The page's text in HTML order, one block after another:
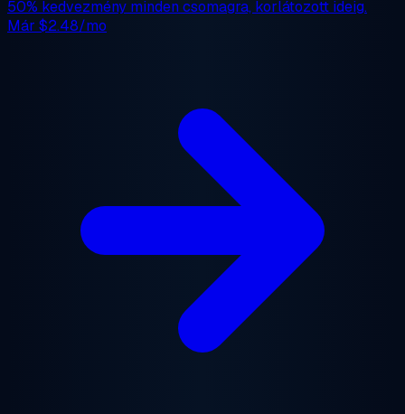
50% kedvezmény minden csomagra, korlátozott ideig.
Már $2.48/mo